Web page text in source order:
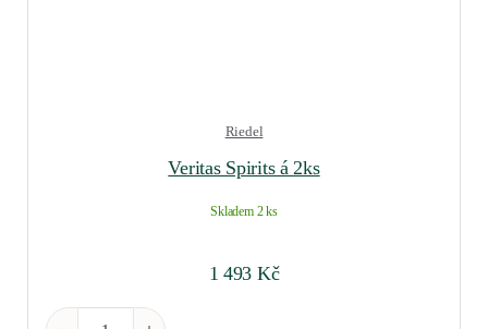
Riedel
Veritas Spirits á 2ks
Skladem 2 ks
1 493 Kč
Veritas Spirits á 2ks množství